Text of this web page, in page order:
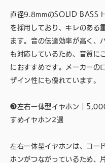
直径9.8mmのSOLID BASS
を採用しており、キレのある
ます。音の伝達効率が高く、
も対応しているため、音質に
におすすめです。メーカーの
ザイン性にも優れています。
❸左右一体型イヤホン｜
すめイヤホン2選
左右一体型イヤホンは、コー
ホンがつながっているため、